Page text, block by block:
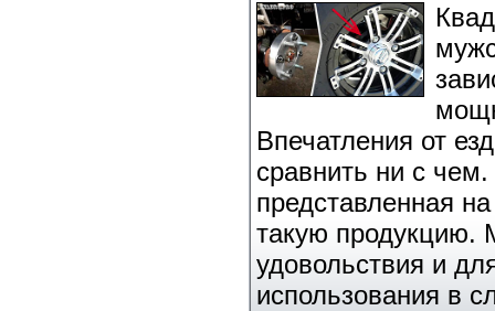
Впечатления от
сравнить ни с
представленная
такую продукцию.
удовольствия и
использования в